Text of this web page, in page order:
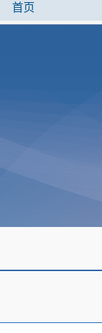
首页
规范性文件
函复类文件
市政府文件